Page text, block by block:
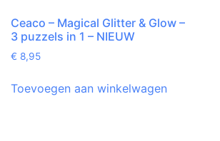
Ceaco – Magical Glitter & Glow –
3 puzzels in 1 – NIEUW
€ 8,95
Toevoegen aan winkelwagen